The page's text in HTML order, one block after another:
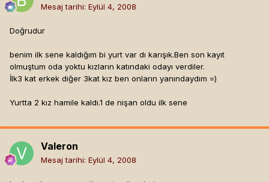
Mesaj tarihi: Eylül 4, 2008
Doğrudur
benim ilk sene kaldığım bi yurt var dı karışık.Ben son kayıt
olmuştum oda yoktu kızların katındaki odayı verdiler.
İlk3 kat erkek diğer 3kat kız ben onların yanındaydım =)
Yurtta 2 kız hamile kaldı.1 de nişan oldu ilk sene
Valeron
Mesaj tarihi: Eylül 4, 2008